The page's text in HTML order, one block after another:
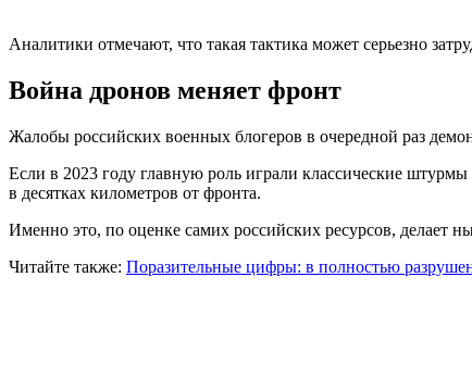
Аналитики отмечают, что такая тактика может серьезно
Война дронов меняет фронт
Жалобы российских военных блогеров в очередной раз
Если в 2023 году главную роль играли классические
в десятках километров от фронта.
Именно это, по оценке самих российских ресурсов, делает
Читайте также: Поразительные цифры: в полностью